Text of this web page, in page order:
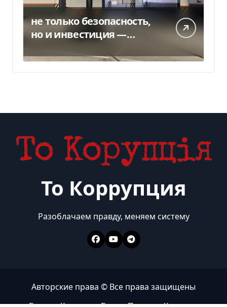
не только безопасность,
но и инвестиция —
То Коррупция
Разоблачаем правду, меняем систему
Авторские права © Все права защищены